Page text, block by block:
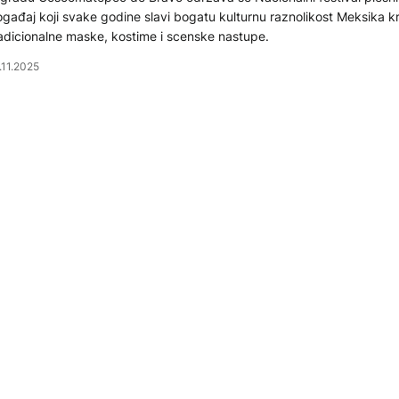
koji svake godine slavi bogatu kulturnu raznolikost Meksika
maske, kostime i scenske nastupe.